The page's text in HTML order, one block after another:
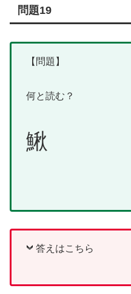
問題19
【問題】
何と読む？
鰍
答えはこちら